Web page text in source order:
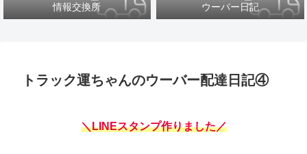
情報交換所 ウーバー日記
トラック運ちゃんのウーバー配達日記④
＼LINEスタンプ作りました／